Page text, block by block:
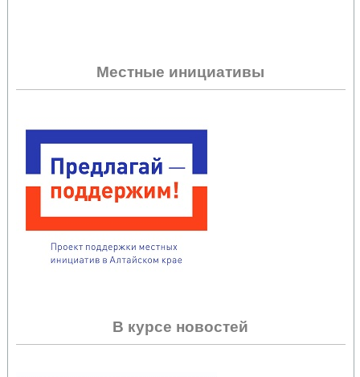
Местные инициативы
В курсе новостей